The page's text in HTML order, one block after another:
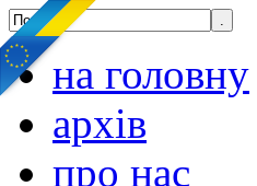
на головну
архів
про нас